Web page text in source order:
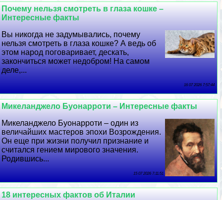
Почему нельзя смотреть в глаза кошке –
Интересные факты
Вы никогда не задумывались, почему
нельзя смотреть в глаза кошке? А ведь об
этом народ поговаривает, дескать,
закончиться может недобром! На самом
деле,...
16 07 2026 7:57:44
Микеланджело Буонарроти – Интересные факты
Микеланджело Буонарроти – один из
величайших мастеров эпохи Возрождения.
Он еще при жизни получил признание и
считался гением мирового значения.
Родившись...
15 07 2026 7:11:51
18 интересных фактов об Италии